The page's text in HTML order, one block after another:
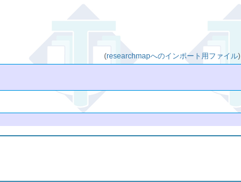
(researchmapへのインポート用ファイル)